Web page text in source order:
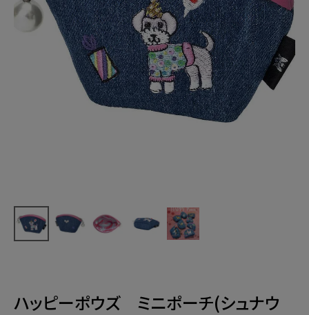
ハッピーポウズ ミニポーチ(シュナウ